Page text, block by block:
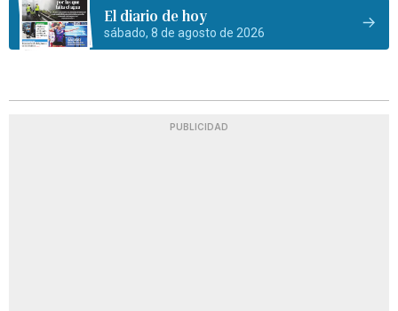
El diario de hoy
sábado, 8 de agosto de 2026
PUBLICIDAD